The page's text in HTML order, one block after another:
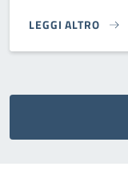
LEGGI ALTRO
VAL NURE E